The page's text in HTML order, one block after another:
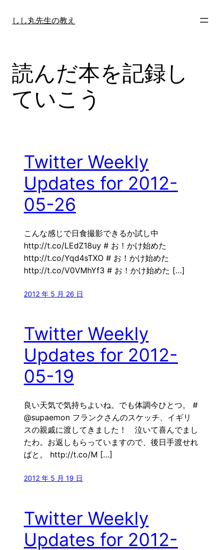
しし丸先生の教え
読んだ本を記録し
ていこう
Twitter Weekly
Updates for 2012-
05-26
こんな感じで日食撮影できるか試し中
http://t.co/LEdZ18uy # お！かけ始めた
http://t.co/Yqd4sTXO # お！かけ始めた
http://t.co/V0VMhYf3 # お！かけ始めた […]
2012 年 5 月 26 日
Twitter Weekly
Updates for 2012-
05-19
良い天気で気持ちよいね。でも体調今ひとつ。 #
@supaemon フランクさんのスケッチ、イギリ
スの親戚に渡してきました！ 泣いて喜んでまし
たわ。お返しもらっていますので、後日手渡せれ
ばと。 http://t.co/M […]
2012 年 5 月 19 日
Twitter Weekly
Updates for 2012-